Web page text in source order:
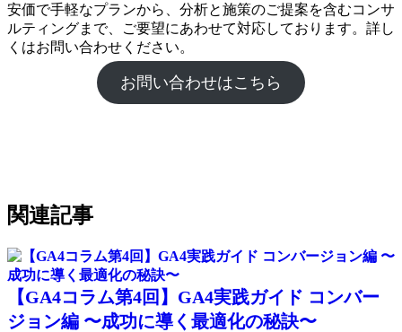
安価で手軽なプランから、分析と施策のご提案を含むコンサ
ルティングまで、ご要望にあわせて対応しております。詳し
くはお問い合わせください。
お問い合わせはこちら
関連記事
【GA4コラム第4回】GA4実践ガイド コンバー
ジョン編 〜成功に導く最適化の秘訣〜